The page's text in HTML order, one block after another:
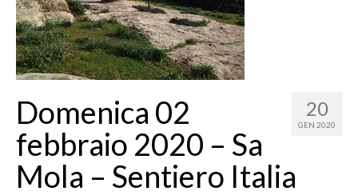
CICLOESCURSIONISMO
TORRENTISMO
20
GEN 2020
Domenica 02
febbraio 2020 – Sa
Mola – Sentiero Italia